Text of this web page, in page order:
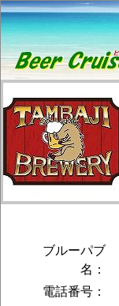
ブルーパブ
名：
電話番号：